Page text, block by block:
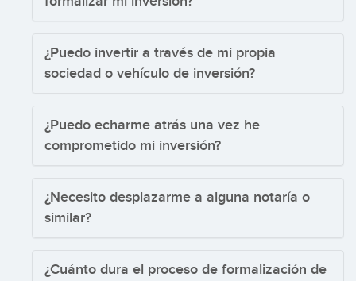
¿Puedo invertir a través de mi propia
sociedad o vehículo de inversión?
¿Puedo echarme atrás una vez he
comprometido mi inversión?
¿Necesito desplazarme a alguna notaría o
similar?
¿Cuánto dura el proceso de formalización de